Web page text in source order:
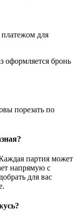
для
оформляется бронь
порезать по
партия может
напрямую с
для вас